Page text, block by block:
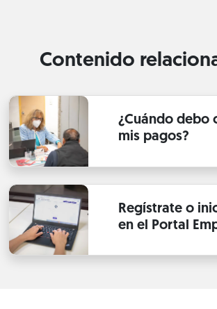
Contenido
¿Cuándo debo
mis pagos?
Regístrate o
en el Portal